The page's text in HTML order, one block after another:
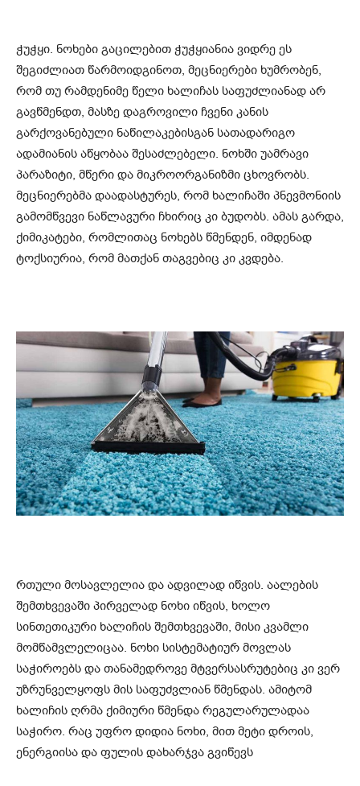
ჭუჭყი. ნოხები გაცილებით ჭუჭყიანია ვიდრე ეს
შეგიძლიათ წარმოიდგინოთ, მეცნიერები ხუმრობენ,
რომ თუ რამდენიმე წელი ხალიჩას საფუძლიანად არ
გავწმენდთ, მასზე დაგროვილი ჩვენი კანის
გარქოვანებული ნაწილაკებისგან სათადარიგო
ადამიანის აწყობაა შესაძლებელი. ნოხში უამრავი
პარაზიტი, მწერი და მიკროორგანიზმი ცხოვრობს.
მეცნიერებმა დაადასტურეს, რომ ხალიჩაში პნევმონიის
გამომწვევი ნაწლავური ჩხირიც კი ბუდობს. ამას გარდა,
ქიმიკატები, რომლითაც ნოხებს წმენდენ, იმდენად
ტოქსიურია, რომ მათქან თაგვებიც კი კვდება.
რთული მოსავლელია და ადვილად იწვის. აალების
შემთხვევაში პირველად ნოხი იწვის, ხოლო
სინთეთიკური ხალიჩის შემთხვევაში, მისი კვამლი
მომწამვლელიცაა. ნოხი სისტემატიურ მოვლას
საჭიროებს და თანამედროვე მტვერსასრუტებიც კი ვერ
უზრუნველყოფს მის საფუძვლიან წმენდას. ამიტომ
ხალიჩის ღრმა ქიმიური წმენდა რეგულარულადაა
საჭირო. რაც უფრო დიდია ნოხი, მით მეტი დროის,
ენერგიისა და ფულის დახარჯვა გვიწევს